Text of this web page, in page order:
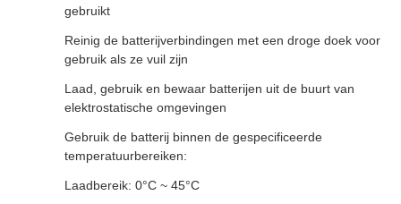
gebruikt
Reinig de batterijverbindingen met een droge doek voor
gebruik als ze vuil zijn
Laad, gebruik en bewaar batterijen uit de buurt van
elektrostatische omgevingen
Gebruik de batterij binnen de gespecificeerde
temperatuurbereiken:
Laadbereik: 0°C ~ 45°C